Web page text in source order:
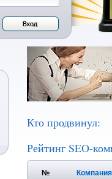
Кто продвинул:
Рейтинг SEO-
№